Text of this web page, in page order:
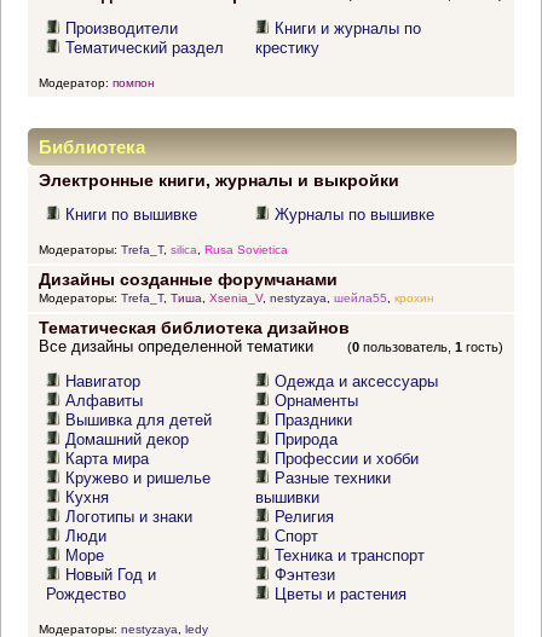
Производители
Тематический раздел
Книги и журналы по
крестику
Модератор: помпон
Библиотека
Электронные книги, журналы и выкройки
Книги по вышивке Журналы по вышивке
Модераторы: Trefa_T, silica Rusa Sovietica
Дизайны созданные форумчанами
Модераторы: Trefa_T, Тиша, Xsenia_V, nestyzaya, шейла55, крохин
Тематическая библиотека дизайнов
(0 пользователь,1 гость)
Все дизайны определенной тематики
Навигатор
Алфавиты
Вышивка для детей
Домашний декор
Карта мира
Кружево и ришелье
Кухня
Логотипы и знаки
Люди
Море
Новый Год и
Рождество
Одежда и аксессуары
Орнаменты
Праздники
Природа
Профессии и хобби
Разные техники
вышивки
Религия
Спорт
Техника и транспорт
Фэнтези
Цветы и растения
Модераторы: nestyzaya ledy